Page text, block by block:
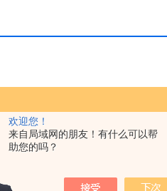
欢迎您！
来自局域网的朋友！有什么可以帮
助您的吗？
试剂盒
含量检测，水质分析等方面